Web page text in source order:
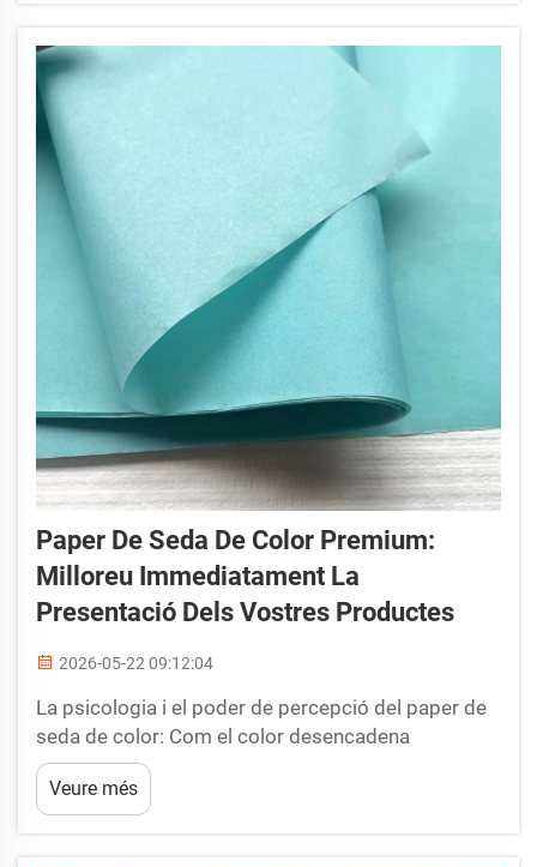
immediatament atenció i consideració...
Paper De Seda De Color Premium:
Milloreu Immediatament La
Presentació Dels Vostres Productes
2026-05-22 09:12:04
La psicologia i el poder de percepció del paper de
seda de color: Com el color desencadena
respostes emocionals i configura les primeres
impressions. L’ús estratègic del paper de seda de
color explota associacions psicològiques
Veure més